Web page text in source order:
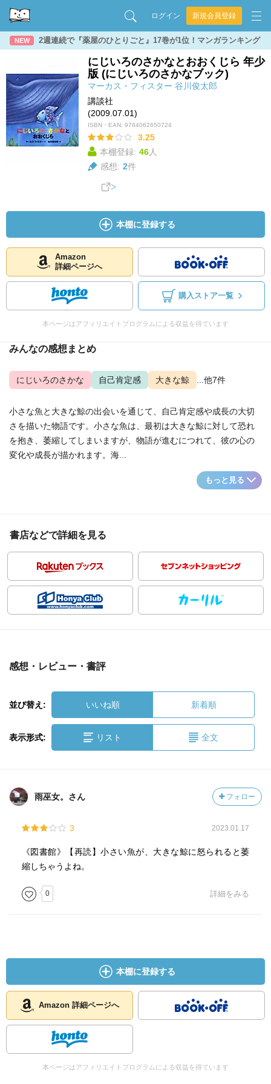
ログイン 新規会員登録
NEW 2週連続で『薬屋のひとりごと』17巻が1位！マンガランキング
にじいろのさかなとおおくじら 年少
版 (にじいろのさかなブック)
マーカス・フィスター 谷川俊太郎
講談社
(2009.07.01)
ISBN・EAN: 9784062650724
3.25
本棚登録: 46人
感想: 2件
本棚に登録する
Amazon
詳細ページへ
購入ストア一覧
本ページはアフィリエイトプログラムによる収益を得ています
みんなの感想まとめ
にじいろのさかな 自己肯定感 大きな鯨 ...他7件
小さな魚と大きな鯨の出会いを通じて、自己肯定感や成長の大切
さを描いた物語です。小さな魚は、最初は大きな鯨に対して恐れ
を抱き、萎縮してしまいますが、物語が進むにつれて、彼の心の
変化や成長が描かれます。海...
もっと見る
書店などで詳細を見る
感想・レビュー・書評
並び替え: いいね順 新着順
表示形式: リスト 全文
雨巫女。さん フォロー
3 2023.01.17
《図書館》【再読】小さい魚が、大きな鯨に怒られると萎
縮しちゃうよね。
0 詳細をみる
本棚に登録する
Amazon 詳細ページへ
本ページはアフィリエイトプログラムによる収益を得ています